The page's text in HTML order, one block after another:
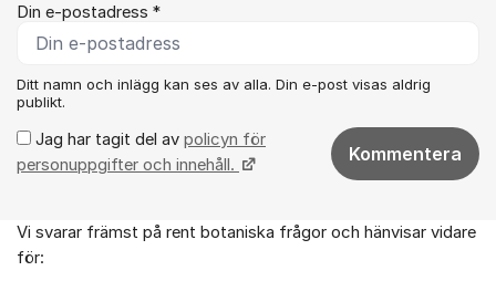
Din e-postadress *
Ditt namn och inlägg kan ses av alla. Din e-post visas aldrig
publikt.
Jag har tagit del av policyn för
personuppgifter och innehåll.
Kommentera
Om forumet
Vi svarar främst på rent botaniska frågor och hänvisar vidare
för: